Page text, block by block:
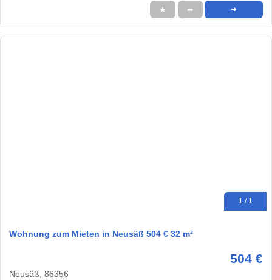
★ ➦ ➜
1 / 1
Wohnung zum Mieten in Neusäß 504 € 32 m²
504 €
Neusäß, 86356